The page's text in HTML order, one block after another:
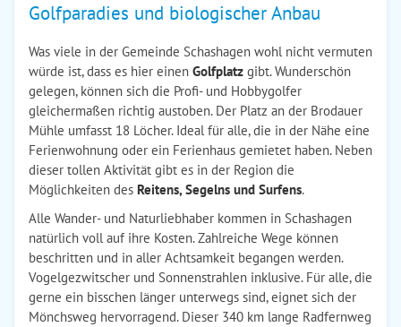
Golfparadies und biologischer Anbau
Was viele in der Gemeinde Schashagen wohl nicht vermuten
würde ist, dass es hier einen Golfplatz gibt. Wunderschön
gelegen, können sich die Profi- und Hobbygolfer
gleichermaßen richtig austoben. Der Platz an der Brodauer
Mühle umfasst 18 Löcher. Ideal für alle, die in der Nähe eine
Ferienwohnung oder ein Ferienhaus gemietet haben. Neben
dieser tollen Aktivität gibt es in der Region die
Möglichkeiten des Reitens, Segelns und Surfens.
Alle Wander- und Naturliebhaber kommen in Schashagen
natürlich voll auf ihre Kosten. Zahlreiche Wege können
beschritten und in aller Achtsamkeit begangen werden.
Vogelgezwitscher und Sonnenstrahlen inklusive. Für alle, die
gerne ein bisschen länger unterwegs sind, eignet sich der
Mönchsweg hervorragend. Dieser 340 km lange Radfernweg